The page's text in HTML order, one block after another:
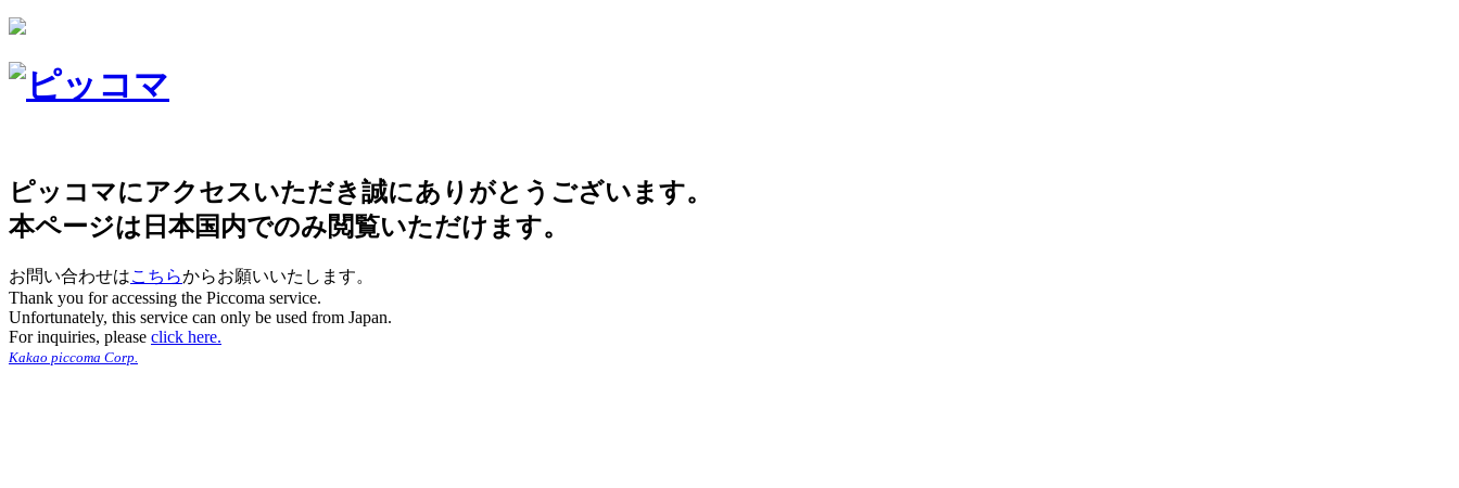
ピッコマにアクセスいただき誠にありがとうございます。
本ページは日本国内でのみ閲覧いただけます。
お問い合わせはこちらからお願いいたします。
Thank you for accessing the Piccoma service.
Unfortunately, this service can only be used from Japan.
For inquiries, please click here.
Kakao piccoma Corp.